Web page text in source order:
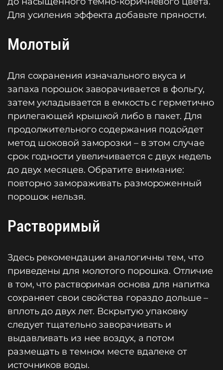
Для усиления эффекта добавьте пряности.
Молотый
Для сохранения изначального вкуса и
запаха порошок заворачивается в фольгу,
затем укладывается в емкость с герметично
прилегающей крышкой либо в пакет. Для
продолжительного содержания подойдет
метод шоковой заморозки – в этом случае
срок годности увеличивается с двух недель
до двух месяцев. Обратите внимание:
повторно замораживать размороженный
порошок нельзя.
Растворимый
Здесь рекомендации аналогичны тем, что
приведены для молотого порошка. Отличие
в том, что растворимая основа для напитка
сохраняет свои свойства гораздо дольше –
вплоть до двух лет. Вскрытую упаковку
следует тщательно заворачивать и
выдавливать из нее воздух, а потом
размещать в темном месте вдалеке от
источников воды.